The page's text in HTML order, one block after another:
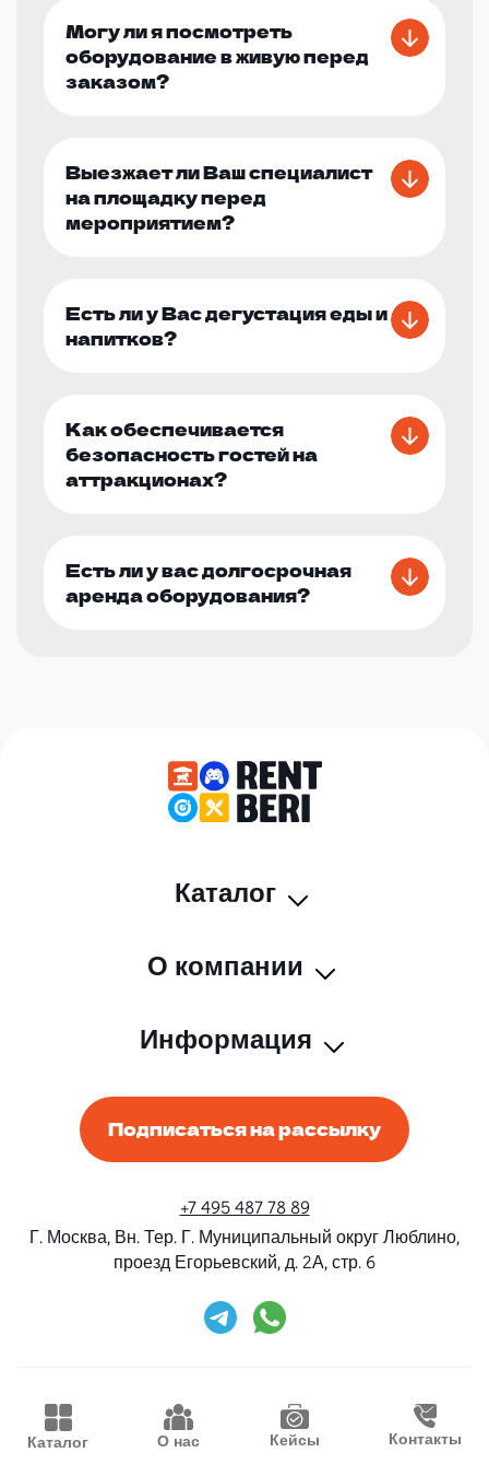
Каталог О нас Кейсы Контакты
Могу ли я посмотреть
оборудование в живую перед
заказом?
Выезжает ли Ваш специалист
на площадку перед
мероприятием?
Есть ли у Вас дегустация еды и
напитков?
Как обеспечивается
безопасность гостей на
аттракционах?
Есть ли у вас долгосрочная
аренда оборудования?
Каталог
О компании
Информация
Подписаться на рассылку
+7 495 487 78 89
Г. Москва, Вн. Тер. Г. Муниципальный округ Люблино,
проезд Егорьевский, д. 2А, стр. 6
Дизайн и разработка
Конструктивные решения
Продвижение
Waima